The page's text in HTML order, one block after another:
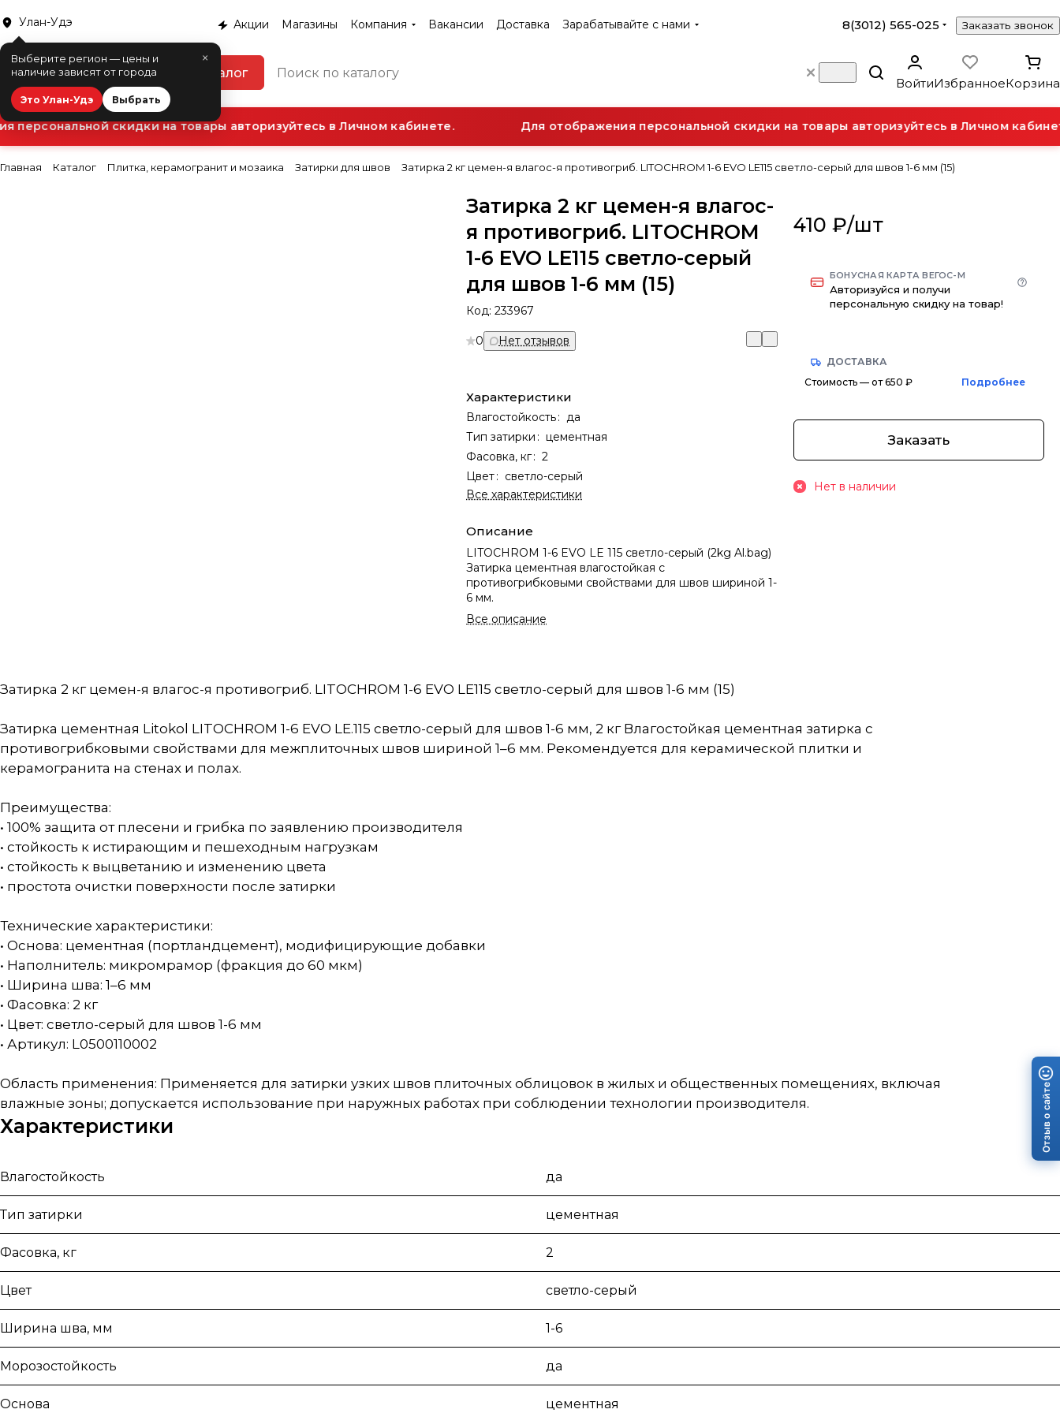
Улан-Удэ
×
Выберите регион — цены и
наличие зависят от города
Это Улан-Удэ Выбрать
Акции Магазины Компания Вакансии Доставка Зарабатывайте с нами 8(3012) 565-025 Заказать звонок
Каталог
ВойтиИзбранноеКорзина
скидки на товары авторизуйтесь в Личном кабинете. Для отображения персональной скидки на товары авторизуйтесь в Личном
Главная Каталог Плитка, керамогранит и мозаика Затирки для швов Затирка 2 кг цемен-я влагос-я противогриб. LITOCHROM 1-6 EVO LE115 светло-серый для швов 1-6 мм (15)
Затирка 2 кг цемен-я влагос-
я противогриб. LITOCHROM
1-6 EVO LE115 светло-серый
для швов 1-6 мм (15)
Код:233967
0 Нет отзывов
Характеристики
Влагостойкость: да
Тип затирки : цементная
Фасовка, кг: 2
Цвет: светло-серый
Все характеристики
Описание
LITOCHROM 1-6 EVO LE 115 светло-серый (2kg Al.bag)
Затирка цементная влагостойкая c
противогрибковыми свойствами для швов шириной 1-
6 мм.
Все описание
410 ₽/шт
БОНУСНАЯ КАРТА ВЕГОС-М
Авторизуйся и получи
персональную скидку на товар!
ДОСТАВКА
Стоимость — от 650 ₽
Подробнее
Заказать
Нет в наличии
Затирка 2 кг цемен-я влагос-я противогриб. LITOCHROM 1-6 EVO LE115 светло-серый для швов 1-6 мм (15)
Затирка цементная Litokol LITOCHROM 1-6 EVO LE.115 светло-серый для швов 1-6 мм, 2 кг Влагостойкая цементная затирка с
противогрибковыми свойствами для межплиточных швов шириной 1–6 мм. Рекомендуется для керамической плитки и
керамогранита на стенах и полах.
Преимущества:
• 100% защита от плесени и грибка по заявлению производителя
• стойкость к истирающим и пешеходным нагрузкам
• стойкость к выцветанию и изменению цвета
• простота очистки поверхности после затирки
Технические характеристики:
• Основа: цементная (портландцемент), модифицирующие добавки
• Наполнитель: микромрамор (фракция до 60 мкм)
• Ширина шва: 1–6 мм
• Фасовка: 2 кг
• Цвет: светло-серый для швов 1-6 мм
• Артикул: L0500110002
Область применения: Применяется для затирки узких швов плиточных облицовок в жилых и общественных помещениях, включая
влажные зоны; допускается использование при наружных работах при соблюдении технологии производителя.
Характеристики
Влагостойкость да
Тип затирки цементная
Фасовка, кг 2
Цвет светло-серый
Ширина шва, мм 1-6
Морозостойкость да
Основа цементная
Отзыв о сайте